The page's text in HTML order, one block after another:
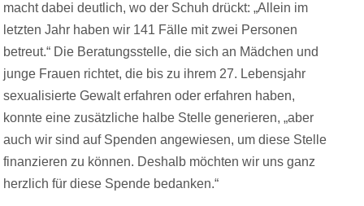
macht dabei deutlich, wo der Schuh drückt: „Allein im
letzten Jahr haben wir 141 Fälle mit zwei Personen
betreut.“ Die Beratungsstelle, die sich an Mädchen und
junge Frauen richtet, die bis zu ihrem 27. Lebensjahr
sexualisierte Gewalt erfahren oder erfahren haben,
konnte eine zusätzliche halbe Stelle generieren, „aber
auch wir sind auf Spenden angewiesen, um diese Stelle
finanzieren zu können. Deshalb möchten wir uns ganz
herzlich für diese Spende bedanken.“